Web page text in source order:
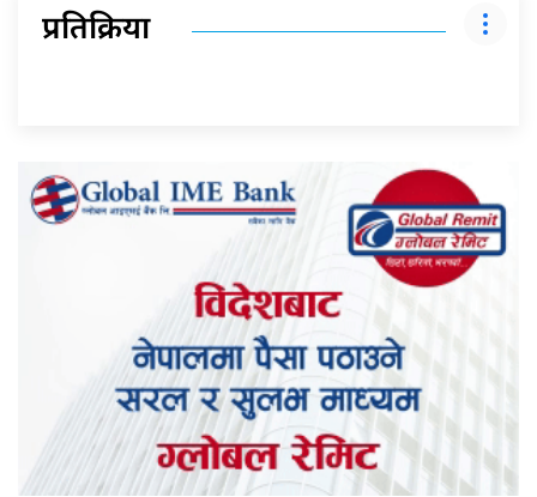
प्रतिक्रिया